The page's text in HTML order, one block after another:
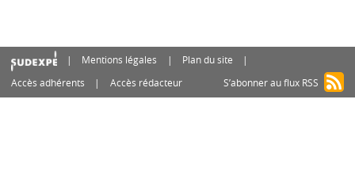
Mentions légales
Plan du site
Accès adhérents
Accès rédacteur S’abonner au flux RSS